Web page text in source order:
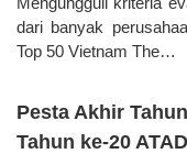
dari banyak
Top 50 Vietnam The…
Pesta Akhir
Tahun ke-20